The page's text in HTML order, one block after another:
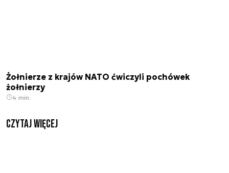
Żołnierze z krajów NATO ćwiczyli pochówek
żołnierzy
4 min.
czytaj więcej